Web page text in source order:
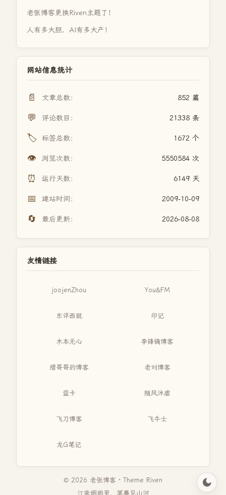
老张博客更换Riven主题了！
人有多大胆，AI有多大产！
网站信息统计
📄 文章总数： 852 篇
💬 评论数目： 21338 条
🏷️ 标签总数： 1672 个
👁️ 浏览次数： 5550584 次
⏰ 运行天数： 6149 天
📅 建站时间： 2009-10-09
🔄 最后更新： 2026-08-08
友情链接
joojenZhou You&FM
东评西就 印记
木本无心 李锋镝博客
缙哥哥的博客 老刘博客
蓝卡 随风沐虐
飞刀博客 飞牛士
龙G笔记
© 2026 老张博客 · Theme Riven
江南烟雨里，笔墨见山河